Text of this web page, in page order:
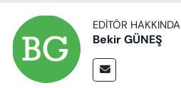
EDITÖR HAKKINDA
Bekir GÜNEŞ